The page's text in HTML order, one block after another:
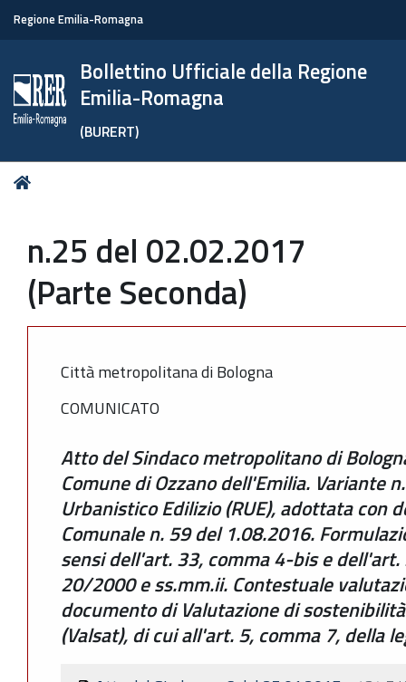
Regione Emilia-Romagna
Bollettino Ufficiale della Regione
Emilia-Romagna
(BURERT)
Tu
n.25 del 02.02.2017
(Parte Seconda)
Città metropolitana di Bologna
COMUNICATO
Atto del Sindaco metropolitano di
Comune di Ozzano dell'Emilia. Variante
Urbanistico Edilizio (RUE), adottata con
Comunale n. 59 del 1.08.2016.
sensi dell'art. 33, comma 4-bis e dell'art.
20/2000 e ss.mm.ii. Contestuale
documento di Valutazione di
(Valsat), di cui all'art. 5, comma 7, della